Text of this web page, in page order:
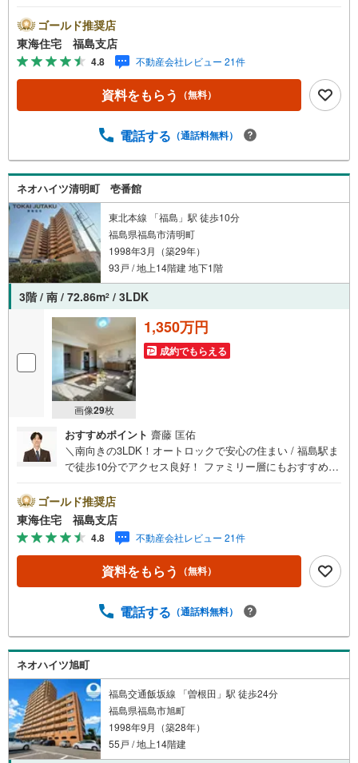
魅力！ 福島で31年の地域密着不動産会社です！福島県出身
スタッフが中心で、地元を熟知した暮らし目線のご提案が
強み。Google口コミでも 4.7の高評価をいただいていま
す！実際のお客様の声も、ぜひ参考になさってください。
＼住宅ローンのご相談は無料です！/「通るかな…？」と不
安な段階でも大丈夫です。自己資金が少ない方のご相談実
シミュレーションも無料で、将来のことを一緒にゆっくり
ズスペースをご用意しております。おむつ替えやミルクの
お湯なども対応可能です。泣いてしまっても大丈夫ですの
で、安心してご来店くださいね。ご相談だけでも大歓迎で
す！迷っている今だからこそ、ぜひ一度お話ししてみませ
んか？
ゴールド推奨店
東海住宅 福島支店
4.8 不動産会社レビュー 21件
資料をもらう （無料）
電話する （通話料無料）
ネオハイツ清明町 壱番館
東北本線 「福島」駅 徒歩10分
福島県福島市清明町
1998年3月（築29年）
93戸 / 地上14階建 地下1階
3階 / 南 / 72.86m2 / 3LDK
画像29枚
1,350万円
成約でもらえる
おすすめポイント 齋藤 匡佑
＼南向きの3LDK！オートロックで安心の住まい / 福島駅ま
で徒歩10分でアクセス良好！ ファミリー層にもおすすめの
しい朝の時短に 【東海住宅って？】●福島市に事務所を開
設し30年！豊富な物件情報でお客様をお迎えいたします！
【ローンの相談無料！】●「住宅ローン通るかな？」様々な
お悩みございませんか？●お客様をサポートしながら代行で
無料審査いたします！●秘密厳守、無理な営業も致しませ
ん。＼ライフプランシュミレーション無料受付中！/人気で
の支払いを見直したい！」●審査・購入前に安心 プロが資
ん・お子様大歓迎 】●キッズスペースやベビーベッドを完
備（オムツあります）●女性スタッフがお子様が飽きてしま
わないようお手伝いいたします ●ご家族おそろいでぜひご
来店ください！
ゴールド推奨店
東海住宅 福島支店
4.8 不動産会社レビュー 21件
資料をもらう （無料）
電話する （通話料無料）
ネオハイツ旭町
福島交通飯坂線 「曽根田」駅 徒歩24分
福島県福島市旭町
1998年9月（築28年）
55戸 / 地上14階建